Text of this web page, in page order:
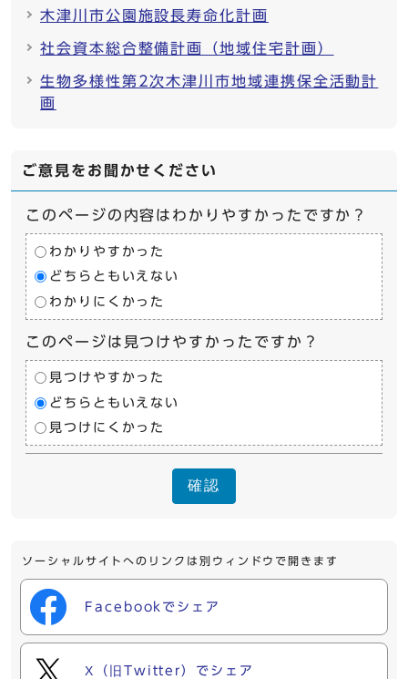
木津川市公園施設長寿命化計画
社会資本総合整備計画（地域住宅計画）
生物多様性第2次木津川市地域連携保全活動計
画
ご意見をお聞かせください
このページの内容はわかりやすかったですか？
わかりやすかった
どちらともいえない
わかりにくかった
このページは見つけやすかったですか？
見つけやすかった
どちらともいえない
見つけにくかった
確認
ソーシャルサイトへのリンクは別ウィンドウで開きます
Facebookでシェア
X（旧Twitter）でシェア